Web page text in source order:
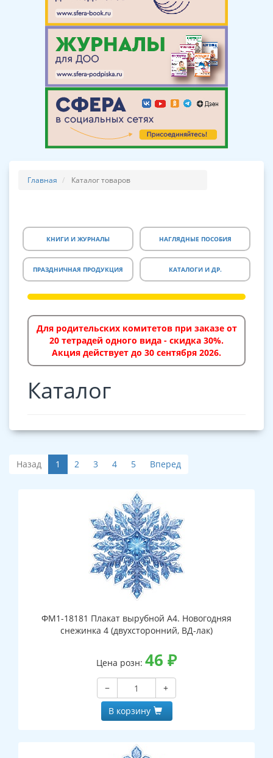
Главная Каталог товаров
КНИГИ И ЖУРНАЛЫ НАГЛЯДНЫЕ ПОСОБИЯ
ПРАЗДНИЧНАЯ ПРОДУКЦИЯ КАТАЛОГИ И ДР.
Для родительских комитетов при заказе от
20 тетрадей одного вида - скидка 30%.
Акция действует до 30 сентября 2026.
Каталог
Назад 1 2 3 4 5 Вперед
ФМ1-18181 Плакат вырубной А4. Новогодняя
снежинка 4 (двухсторонний, ВД-лак)
Цена розн: 46 ₽
−
+
В корзину